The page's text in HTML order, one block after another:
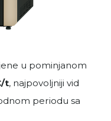
u pominjanom
t, najpovoljniji vid
periodu sa